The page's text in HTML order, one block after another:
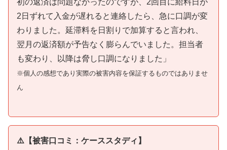
2日ずれて入金が遅れると連絡したら、急に口調が変
わりました。延滞料を日割りで加算すると言われ、
翌月の返済額が予告なく膨らんでいました。担当者
も変わり、以降は脅し口調になりました」
※個人の感想であり実際の被害内容を保証するものではありませ
ん
⚠️【被害口コミ：ケーススタディ】